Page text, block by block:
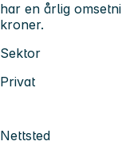
har en årlig
kroner.
Sektor
Privat
Nettsted